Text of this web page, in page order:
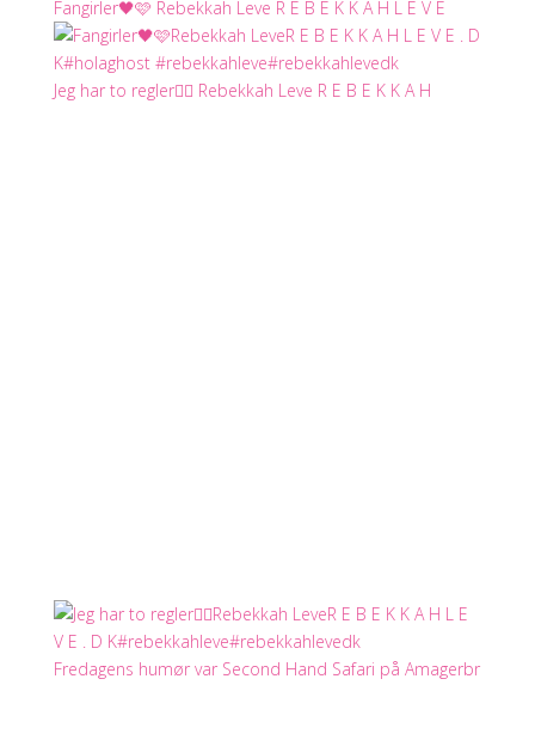
Fangirler🖤🩷 Rebekkah Leve R E B E K K A H L E V E
Jeg har to regler✌🏻 Rebekkah Leve R E B E K K A H
Fredagens humør var Second Hand Safari på Amagerbr